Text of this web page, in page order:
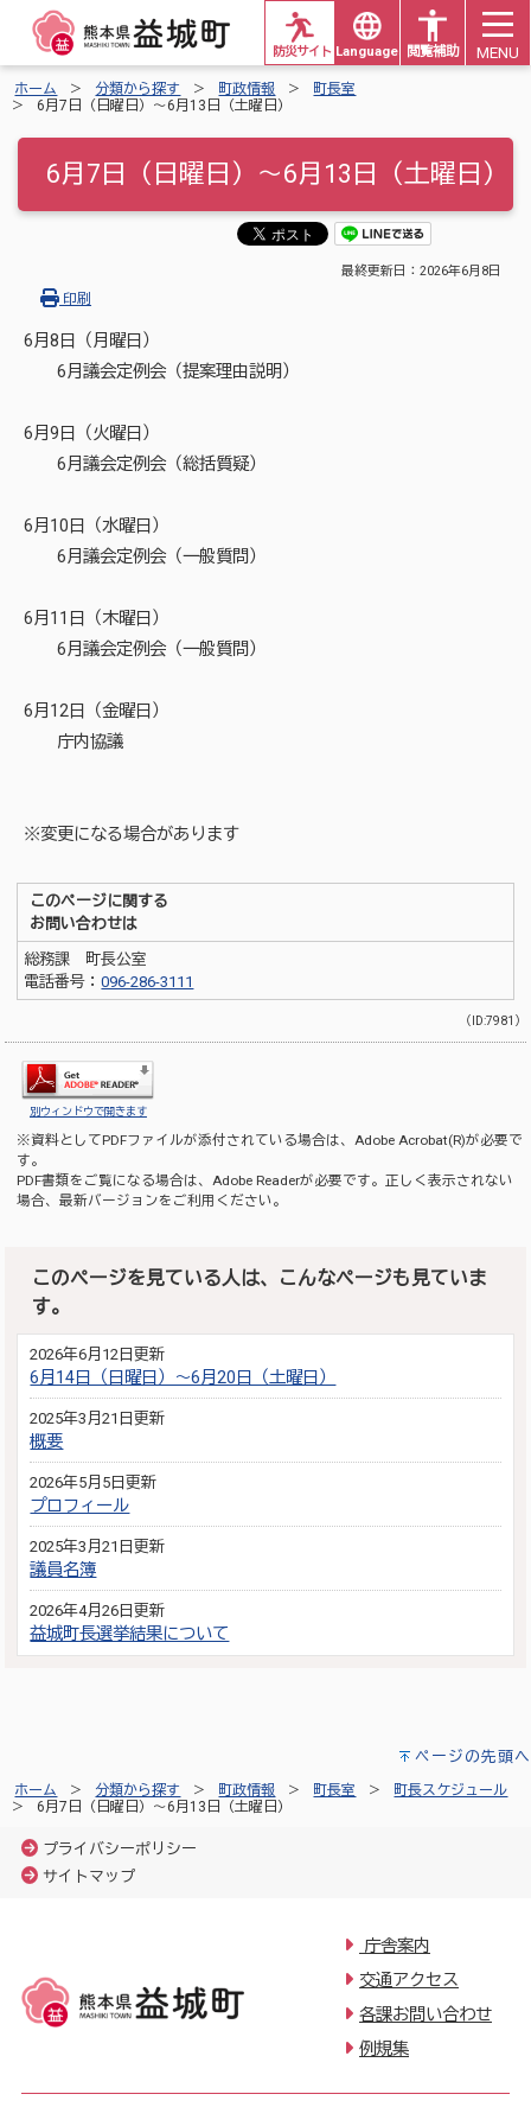
Languages 閲覧補助
防災サイト MENU
ホーム 分類から探す 町政情報
町長室
6月7日（日曜日）～6月13日（土曜日）
6月7日（日曜日）～6月13日（土曜日）
最終更新日： 2026年6月8日
印刷
6月8日（月曜日）
6月議会定例会（提案理由説明）
6月9日（火曜日）
6月議会定例会（総括質疑）
6月10日（水曜日）
6月議会定例会（一般質問）
6月11日（木曜日）
6月議会定例会（一般質問）
6月12日（金曜日）
庁内協議
※変更になる場合があります
このページに関する
お問い合わせは
総務課 町長公室
電話番号：096-286-3111
（ID:7981）
別ウィンドウで開きます
※資料としてPDFファイルが添付されている場合は、Adobe Acrobat(R)が必要で
す。
PDF書類をご覧になる場合は、Adobe Readerが必要です。正しく表示されない
場合、最新バージョンをご利用ください。
このページを見ている人は、こんなページも見ていま
す。
2026年6月12日更新
6月14日（日曜日）～6月20日（土曜日）
2025年3月21日更新
概要
2026年5月5日更新
プロフィール
2025年3月21日更新
議員名簿
2026年4月26日更新
益城町長選挙結果について
ページの先頭へ
ホーム 分類から探す 町政情報 町長室
町長スケジュール
6月7日（日曜日）～6月13日（土曜日）
プライバシーポリシー
サイトマップ
庁舎案内
交通アクセス
各課お問い合わせ
例規集